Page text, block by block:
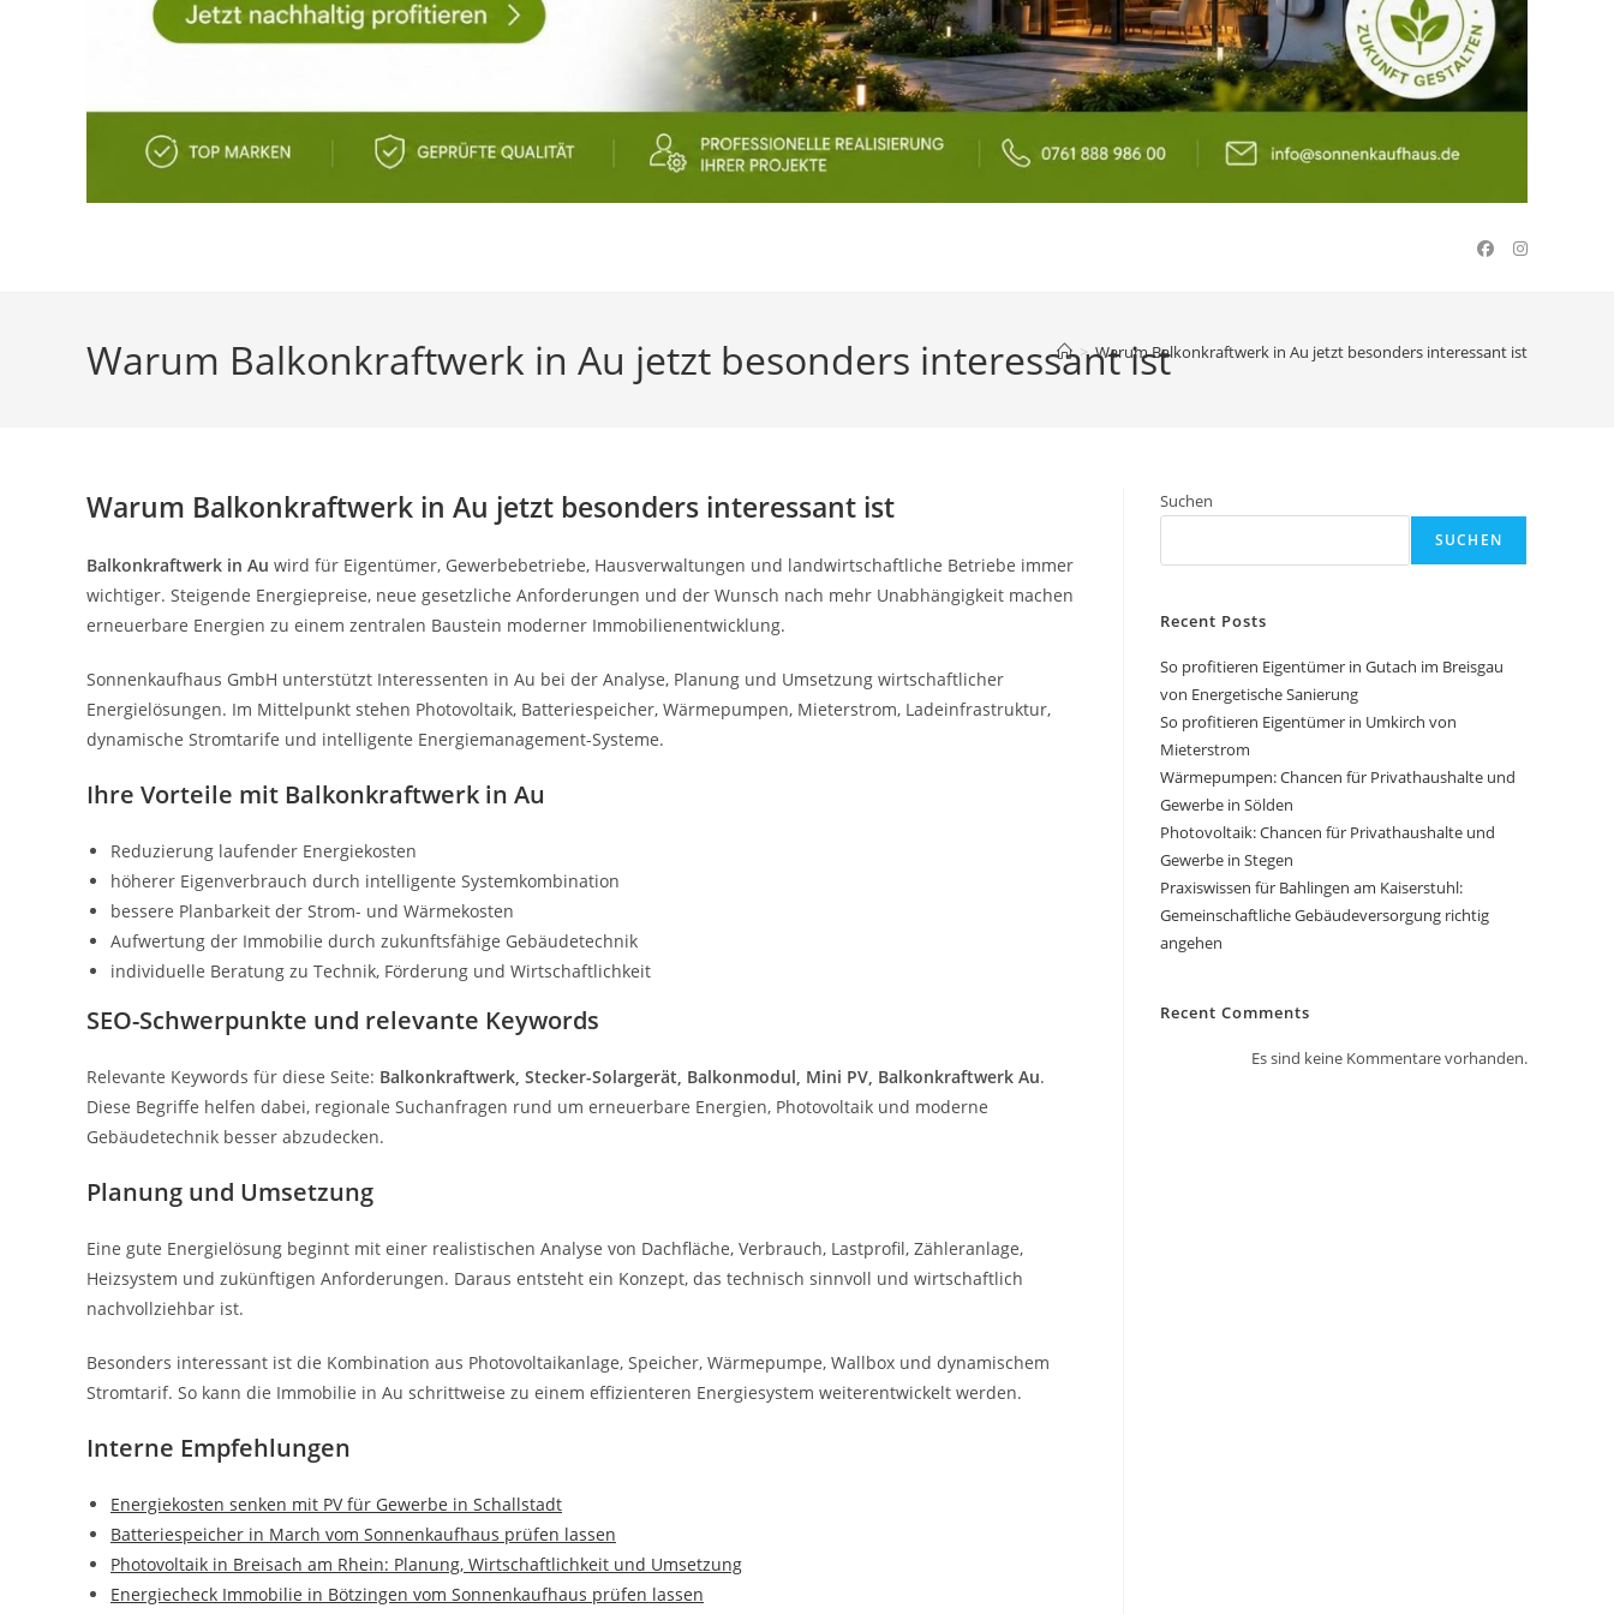
Warum Balkonkraftwerk in Au jetzt besonders interessant ist
> Warum Balkonkraftwerk in Au jetzt besonders interessant ist
Warum Balkonkraftwerk in Au jetzt besonders interessant ist
Balkonkraftwerk in Au wird für Eigentümer, Gewerbebetriebe, Hausverwaltungen und landwirtschaftliche Betriebe immer
wichtiger. Steigende Energiepreise, neue gesetzliche Anforderungen und der Wunsch nach mehr Unabhängigkeit machen
erneuerbare Energien zu einem zentralen Baustein moderner Immobilienentwicklung.
Sonnenkaufhaus GmbH unterstützt Interessenten in Au bei der Analyse, Planung und Umsetzung wirtschaftlicher
Energielösungen. Im Mittelpunkt stehen Photovoltaik, Batteriespeicher, Wärmepumpen, Mieterstrom, Ladeinfrastruktur,
dynamische Stromtarife und intelligente Energiemanagement-Systeme.
Ihre Vorteile mit Balkonkraftwerk in Au
Reduzierung laufender Energiekosten
höherer Eigenverbrauch durch intelligente Systemkombination
bessere Planbarkeit der Strom- und Wärmekosten
Aufwertung der Immobilie durch zukunftsfähige Gebäudetechnik
individuelle Beratung zu Technik, Förderung und Wirtschaftlichkeit
SEO-Schwerpunkte und relevante Keywords
Relevante Keywords für diese Seite: Balkonkraftwerk, Stecker-Solargerät, Balkonmodul, Mini PV, Balkonkraftwerk Au.
Diese Begriffe helfen dabei, regionale Suchanfragen rund um erneuerbare Energien, Photovoltaik und moderne
Gebäudetechnik besser abzudecken.
Planung und Umsetzung
Eine gute Energielösung beginnt mit einer realistischen Analyse von Dachfläche, Verbrauch, Lastprofil, Zähleranlage,
Heizsystem und zukünftigen Anforderungen. Daraus entsteht ein Konzept, das technisch sinnvoll und wirtschaftlich
nachvollziehbar ist.
Besonders interessant ist die Kombination aus Photovoltaikanlage, Speicher, Wärmepumpe, Wallbox und dynamischem
Stromtarif. So kann die Immobilie in Au schrittweise zu einem effizienteren Energiesystem weiterentwickelt werden.
Interne Empfehlungen
Energiekosten senken mit PV für Gewerbe in Schallstadt
Batteriespeicher in March vom Sonnenkaufhaus prüfen lassen
Photovoltaik in Breisach am Rhein: Planung, Wirtschaftlichkeit und Umsetzung
Energiecheck Immobilie in Bötzingen vom Sonnenkaufhaus prüfen lassen
Suchen
SUCHEN
Recent Posts
So profitieren Eigentümer in Gutach im Breisgau
von Energetische Sanierung
So profitieren Eigentümer in Umkirch von
Mieterstrom
Wärmepumpen: Chancen für Privathaushalte und
Gewerbe in Sölden
Photovoltaik: Chancen für Privathaushalte und
Gewerbe in Stegen
Praxiswissen für Bahlingen am Kaiserstuhl:
Gemeinschaftliche Gebäudeversorgung richtig
angehen
Recent Comments
Es sind keine Kommentare vorhanden.